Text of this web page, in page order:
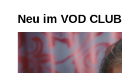
Neu im VOD CLUB